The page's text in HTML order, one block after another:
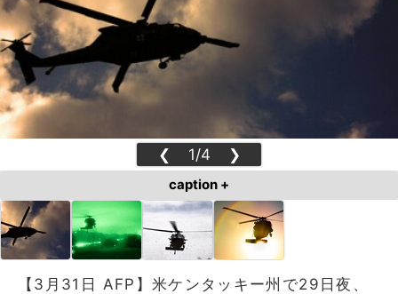
❮ 1/4 ❯
caption +
【3月31日 AFP】米ケンタッキー州で29日夜、